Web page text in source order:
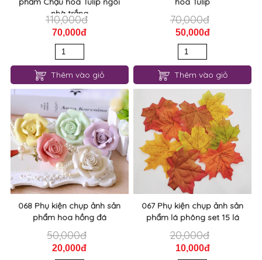
nhà trắng
110,000đ
70,000đ
Thêm vào giỏ
70,000đ
50,000đ
Thêm vào giỏ
068 Phụ kiện chụp ảnh sản
phẩm hoa hồng đá
50,000đ
20,000đ
067 Phụ kiện chụp ảnh sản
phẩm lá phông set 15 lá
20,000đ
10,000đ